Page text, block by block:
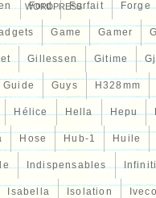
Ford Forfait Forge
Game Gamer
Gillessen Gitime
Guide Guys H328mm
Hélice Hella Hepu
Hose Hub-1 Huile
Indispensables
Isabella Isolation
WORDPRESS